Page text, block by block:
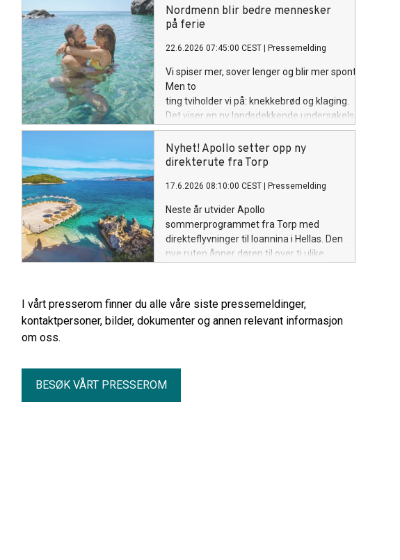
Nordmenn blir bedre mennesker
på ferie
22.6.2026 07:45:00 CEST Pressemelding
Vi spiser mer, sover lenger og blir mer spontane.
Men to
ting tviholder vi på: knekkebrød og klaging.
Det viser en ny landsdekkende undersøkelse
Apollo.
Nyhet! Apollo setter opp ny
direkterute fra Torp
17.6.2026 08:10:00 CEST Pressemelding
Neste år utvider Apollo
sommerprogrammet fra Torp med
direkteflyvninger til Ioannina i Hellas. Den
nye ruten åpner døren til over ti ulike
I vårt presserom finner du alle våre siste pressemeldinger,
kontaktpersoner, bilder, dokumenter og annen relevant informasjon
om oss.
BESØK VÅRT PRESSEROM